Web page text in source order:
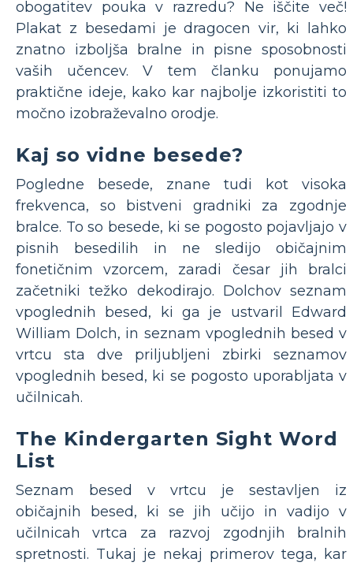
obogatitev pouka v razredu? Ne iščite več!
Plakat z besedami je dragocen vir, ki lahko
znatno izboljša bralne in pisne sposobnosti
vaših učencev. V tem članku ponujamo
praktične ideje, kako kar najbolje izkoristiti to
močno izobraževalno orodje.
Kaj so vidne besede?
Pogledne besede, znane tudi kot visoka
frekvenca, so bistveni gradniki za zgodnje
bralce. To so besede, ki se pogosto pojavljajo v
pisnih besedilih in ne sledijo običajnim
fonetičnim vzorcem, zaradi česar jih bralci
začetniki težko dekodirajo. Dolchov seznam
vpoglednih besed, ki ga je ustvaril Edward
William Dolch, in seznam vpoglednih besed v
vrtcu sta dve priljubljeni zbirki seznamov
vpoglednih besed, ki se pogosto uporabljata v
učilnicah.
The Kindergarten Sight Word
List
Seznam besed v vrtcu je sestavljen iz
običajnih besed, ki se jih učijo in vadijo v
učilnicah vrtca za razvoj zgodnjih bralnih
spretnosti. Tukaj je nekaj primerov tega, kar